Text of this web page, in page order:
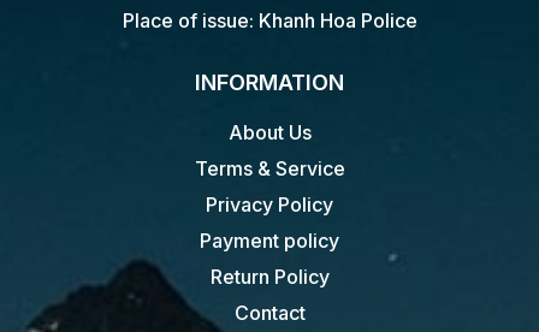
Place of issue: Khanh Hoa Police
INFORMATION
About Us
Terms & Service
Privacy Policy
Payment policy
Return Policy
Contact